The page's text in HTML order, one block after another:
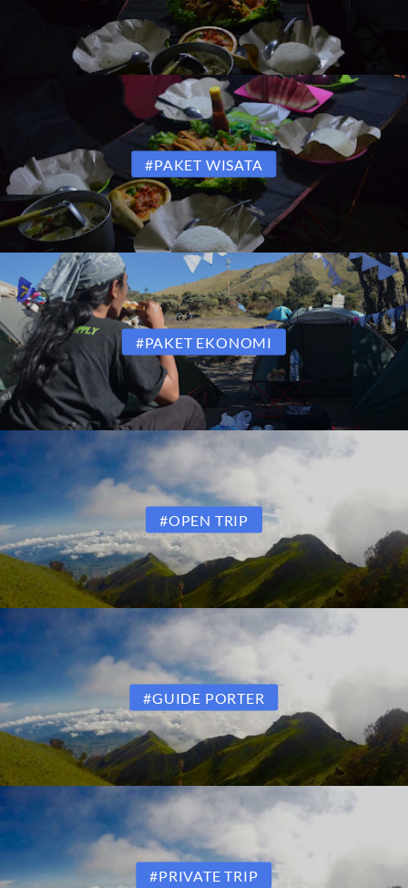
#PAKET WISATA
#PAKET EKONOMI
#OPEN TRIP
#GUIDE PORTER
#PRIVATE TRIP